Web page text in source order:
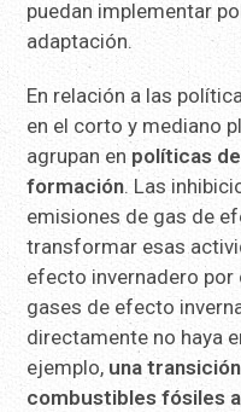
puedan implementar
adaptación.
En relación a las
en el corto y mediano
agrupan en políticas
formación. Las
emisiones de gas de
transformar esas
efecto invernadero
gases de efecto
directamente no haya
ejemplo, una
combustibles fósiles